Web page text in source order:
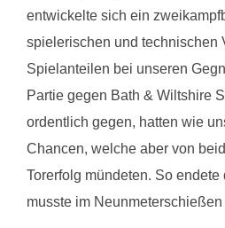
entwickelte sich ein
spielerischen und technischen
Spielanteilen bei unseren
Partie gegen Bath & Wiltshire
ordentlich gegen, hatten wie
Chancen, welche aber von
Torerfolg mündeten. So endete
musste im